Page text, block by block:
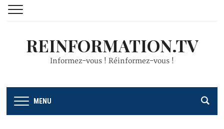
REINFORMATION.TV
Informez-vous ! Réinformez-vous !
MENU